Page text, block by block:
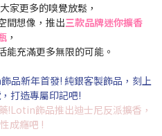
家更多的嗅覺放鬆，
間想像，推出三款品牌迷你擴香
，
能充滿更多無限的可能。
品新年首發! 純銀客製飾品，刻上
打造專屬印記吧!
!Lotin飾品推出迪士尼反派擴香，
成癮吧 !